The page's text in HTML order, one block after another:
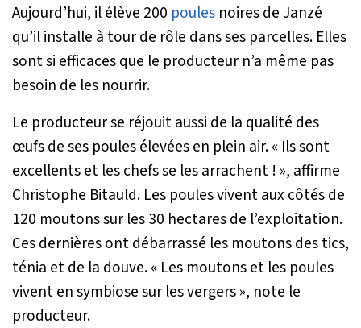
Aujourd’hui, il élève 200 poules noires de Janzé
qu’il installe à tour de rôle dans ses parcelles. Elles
sont si efficaces que le producteur n’a même pas
besoin de les nourrir.
Le producteur se réjouit aussi de la qualité des
œufs de ses poules élevées en plein air.« Ils sont
excellents et les chefs se les arrachent ! », affirme
Christophe Bitauld. Les poules vivent aux côtés de
120 moutons sur les 30 hectares de l’exploitation.
Ces dernières ont débarrassé les moutons des tics,
ténia et de la douve.« Les moutons et les poules
vivent en symbiose sur les vergers », note le
producteur.